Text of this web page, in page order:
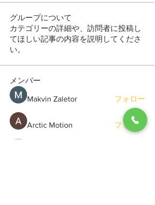
グループについて
カテゴリーの詳細や、訪問者に投稿し
てほしい記事の内容を説明してくださ
い。
メンバー
Makvin Zaletor フォロー
Arctic Motion フォロー